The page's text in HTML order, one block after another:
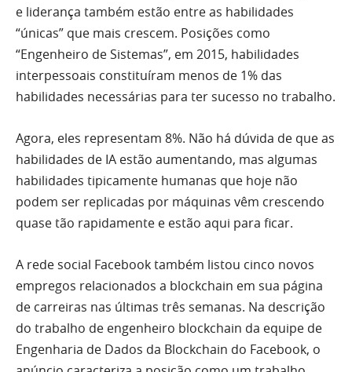
e liderança também estão entre as habilidades
“únicas” que mais crescem. Posições como
“Engenheiro de Sistemas”, em 2015, habilidades
interpessoais constituíram menos de 1% das
habilidades necessárias para ter sucesso no trabalho.
Agora, eles representam 8%. Não há dúvida de que as
habilidades de IA estão aumentando, mas algumas
habilidades tipicamente humanas que hoje não
podem ser replicadas por máquinas vêm crescendo
quase tão rapidamente e estão aqui para ficar.
A rede social Facebook também listou cinco novos
empregos relacionados a blockchain em sua página
de carreiras nas últimas três semanas. Na descrição
do trabalho de engenheiro blockchain da equipe de
Engenharia de Dados da Blockchain do Facebook, o